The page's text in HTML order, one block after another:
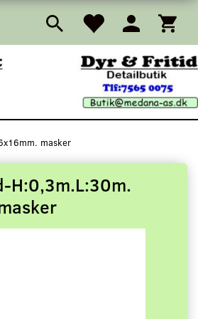
masker
H:0,3m.L:30m.